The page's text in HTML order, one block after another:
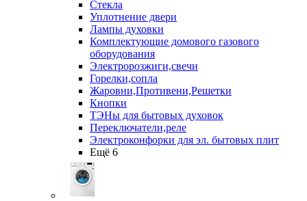
Стекла
Уплотнение двери
Лампы духовки
Комплектующие домового газового
оборудования
Электророзжиги,свечи
Горелки,сопла
Жаровни,Противени,Решетки
Кнопки
ТЭНы для бытовых духовок
Переключатели,реле
Электроконфорки для эл. бытовых плит
Ещё 6